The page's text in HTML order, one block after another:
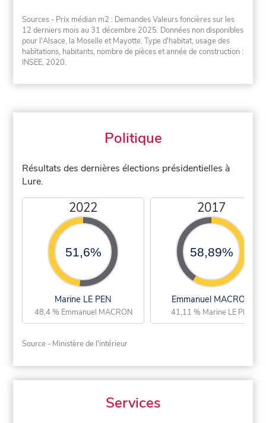
Sources - Prix médian m2 : Demandes Valeurs foncières sur les
12 derniers mois au 31 décembre 2025. Données non disponibles
pour l'Alsace, la Moselle et Mayotte. Type d'habitat, usage des
habitations, habitants, nombre de pièces et année de construction :
INSEE, 2020.
Politique
Résultats des dernières élections présidentielles à
Lure.
2022
51,6%
Marine LE PEN
48,4 % Emmanuel MACRON
2017
58,89%
Emmanuel MACRON
41,11 % Marine LE PEN
Source - Ministère de l'intérieur
Services